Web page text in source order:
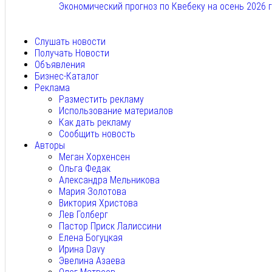
Экономический прогноз по Квебеку на осень 2026
Слушать новости
Получать Новости
Объявления
Бизнес-Каталог
Реклама
Разместить рекламу
Использование материалов
Как дать рекламу
Сообщить новость
Авторы
Меган Хорхенсен
Ольга Федак
Александра Мельникова
Мария Золотова
Виктория Христова
Лев Голберг
Пастор Приск Лалиссини
Елена Богуцкая
Ирина Davy
Эвелина Азаева